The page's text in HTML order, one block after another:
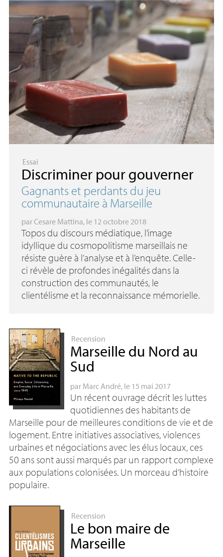
Essai
Discriminer pour gouverner
Gagnants et perdants du jeu
communautaire à Marseille
parCesare Mattina, le 12 octobre 2018
Topos du discours médiatique, l’image
idyllique du cosmopolitisme marseillais ne
résiste guère à l’analyse et à l’enquête. Celle-
ci révèle de profondes inégalités dans la
construction des communautés, le
clientélisme et la reconnaissance mémorielle.
Recension
Marseille du Nord au
Sud
par Marc André, le 15 mai 2017
Un récent ouvrage décrit les luttes
quotidiennes des habitants de
Marseille pour de meilleures conditions de vie et de
logement. Entre initiatives associatives, violences
urbaines et négociations avec les élus locaux, ces
50 ans sont aussi marqués par un rapport complexe
aux populations colonisées. Un morceau d’histoire
populaire.
Recension
Le bon maire de
Marseille